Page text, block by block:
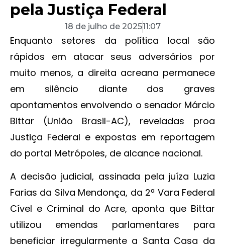
pela Justiça Federal
18 de julho de 202511:07
Enquanto setores da política local são
rápidos em atacar seus adversários por
muito menos, a direita acreana permanece
em silêncio diante dos graves
apontamentos envolvendo o senador Márcio
Bittar (União Brasil-AC), reveladas proa
Justiça Federal e expostas em reportagem
do portal Metrópoles, de alcance nacional.
A decisão judicial, assinada pela juíza Luzia
Farias da Silva Mendonça, da 2ª Vara Federal
Cível e Criminal do Acre, aponta que Bittar
utilizou emendas parlamentares para
beneficiar irregularmente a Santa Casa da